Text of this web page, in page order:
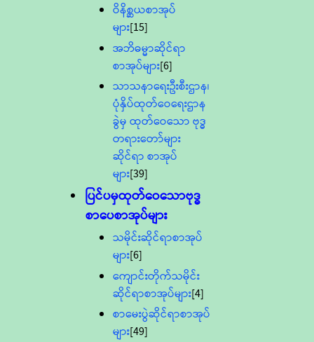
ဝိနိစ္ဆယစာအုပ်
များ[15]
အဘိဓမ္မာဆိုင်ရာ
စာအုပ်များ[6]
သာသနာရေးဦးစီးဌာန၊
ပုံနှိပ်ထုတ်ဝေရေးဌာန
ခွဲမှ ထုတ်ဝေသော ဗုဒ္ဓ
တရားတော်များ
ဆိုင်ရာ စာအုပ်
များ[39]
ပြင်ပမှထုတ်ဝေသောဗုဒ္ဓ
စာပေစာအုပ်များ
သမိုင်းဆိုင်ရာစာအုပ်
များ[6]
ကျောင်းတိုက်သမိုင်း
ဆိုင်ရာစာအုပ်များ[4]
စာမေးပွဲဆိုင်ရာစာအုပ်
များ[49]